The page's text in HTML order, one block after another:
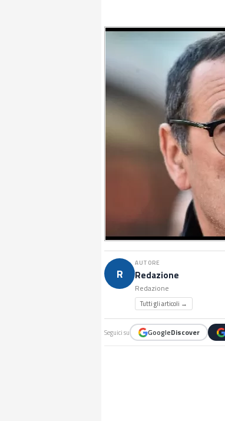
R
AUTORE
Redazione
Redazione
Tutti gli articoli →
Seguici su GoogleDiscover